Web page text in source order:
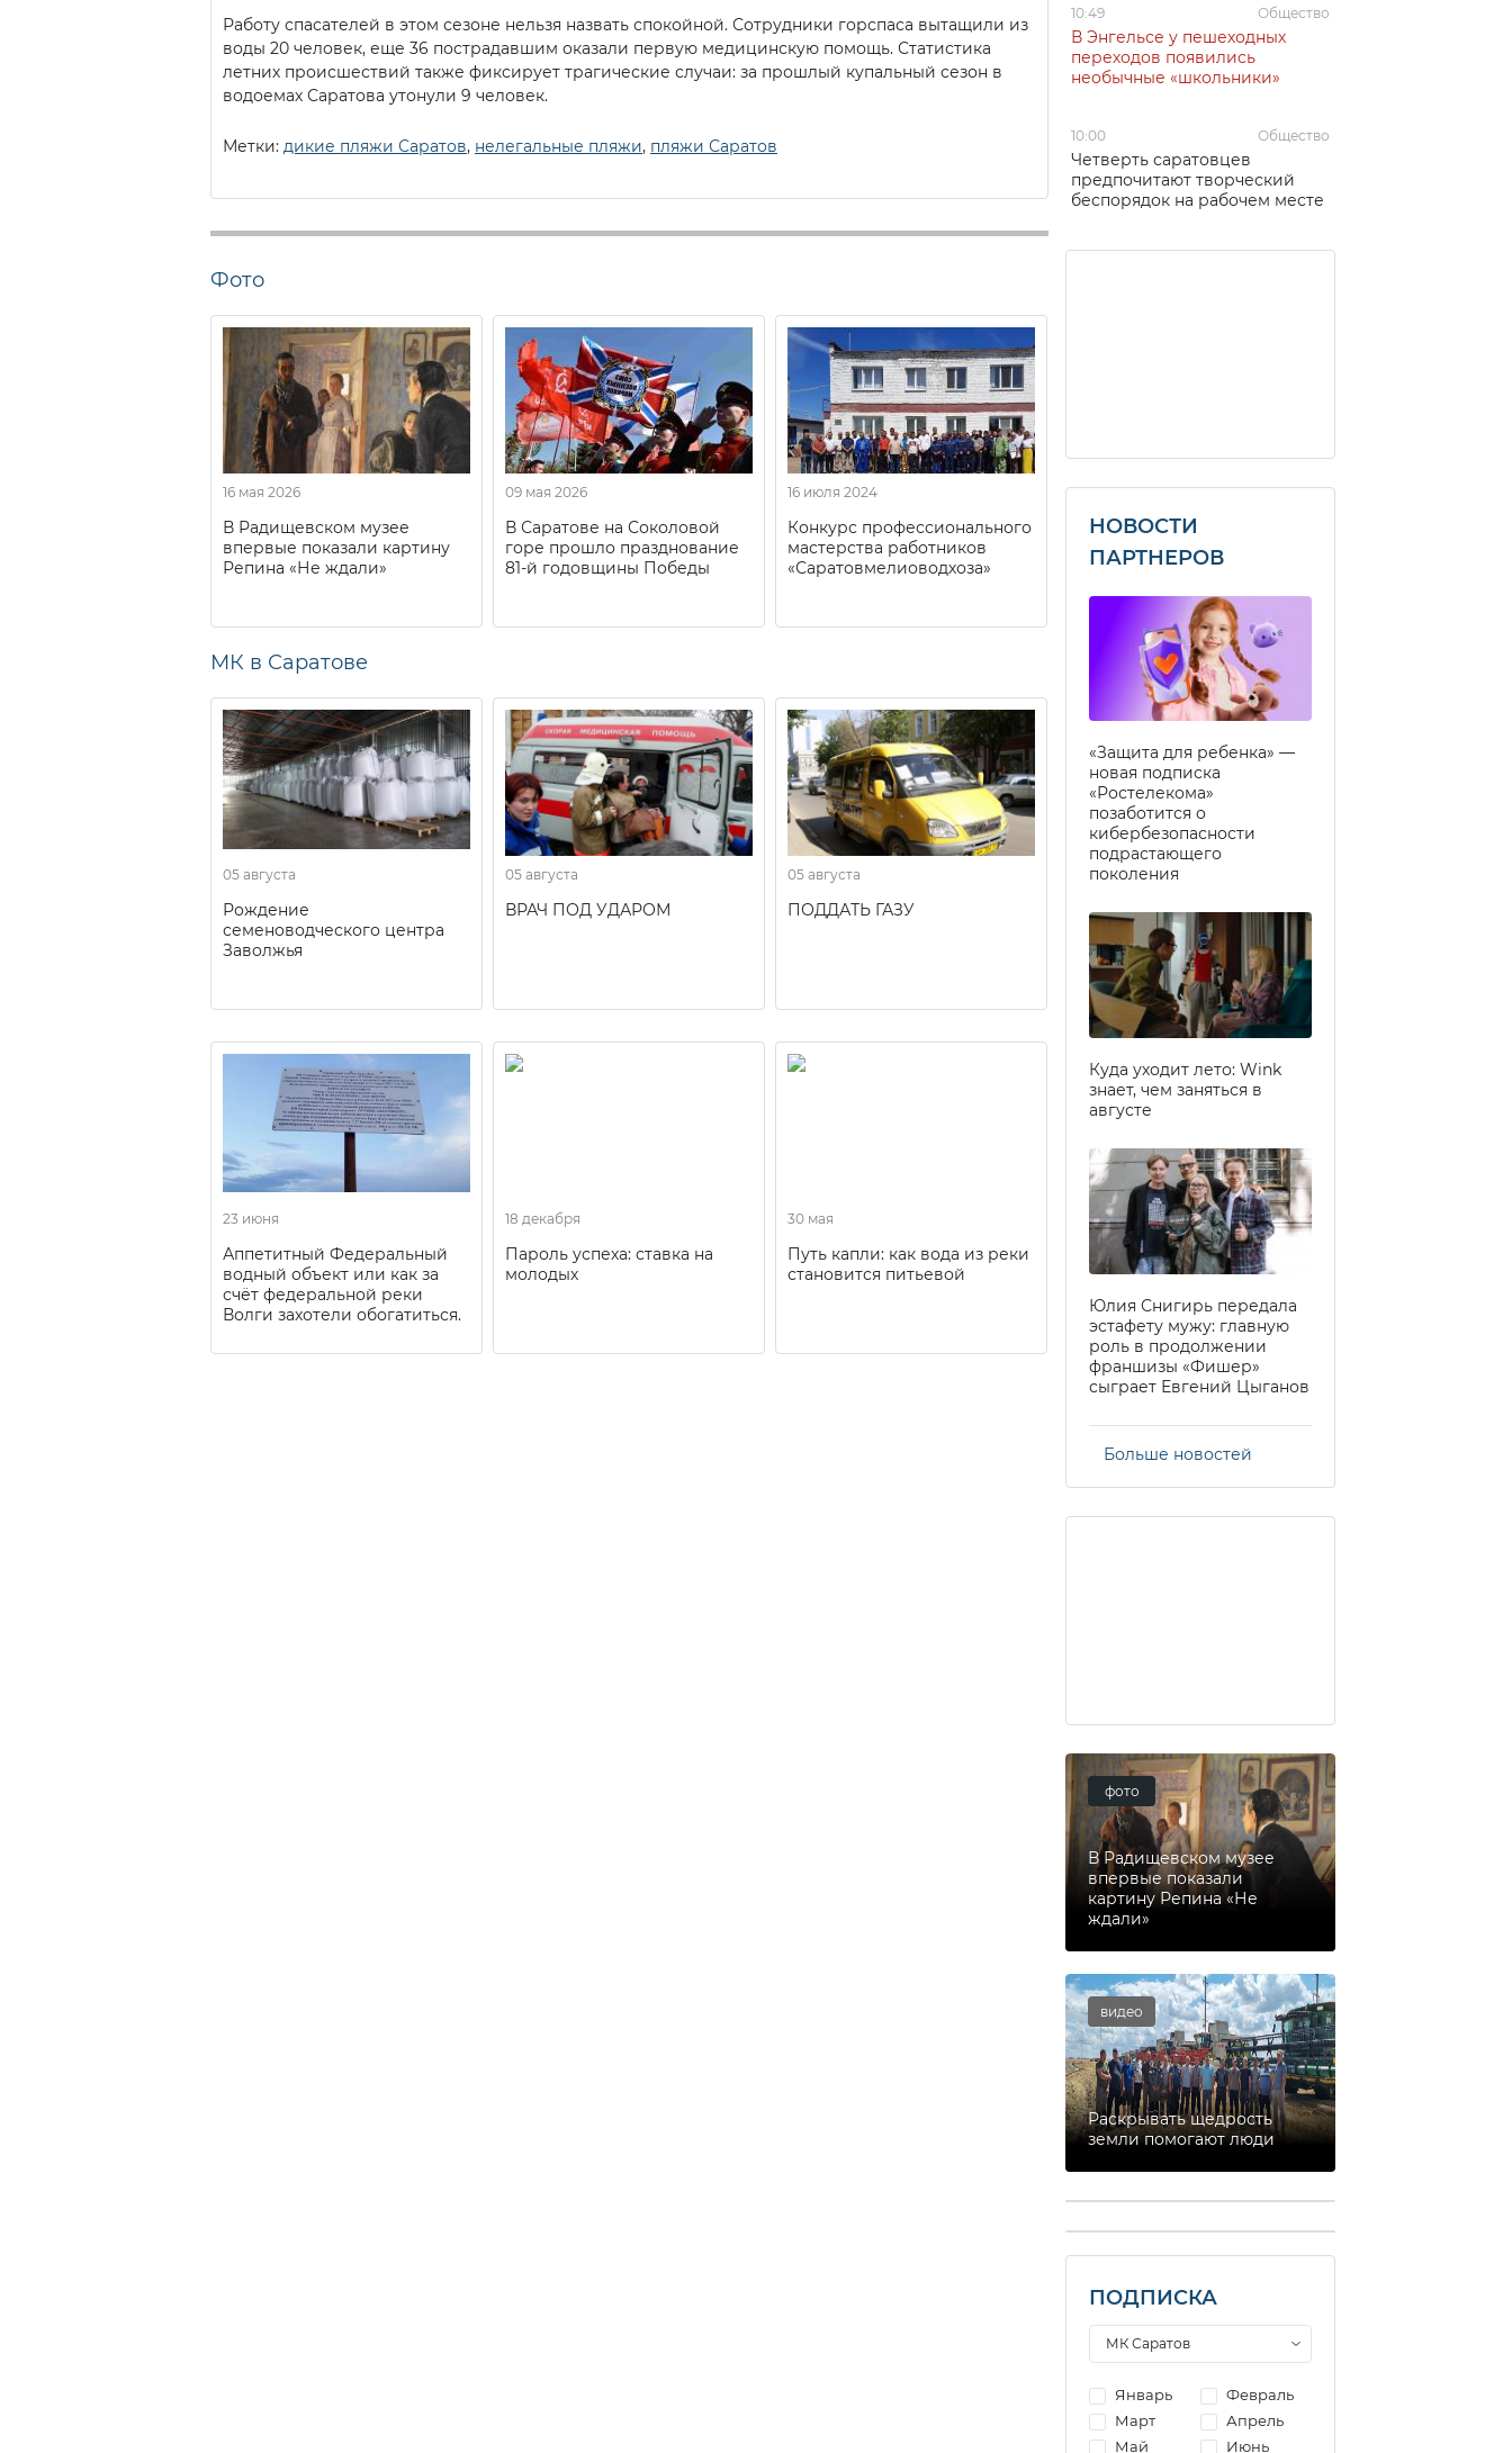
Работу спасателей в этом сезоне нельзя назвать спокойной. Сотрудники горспаса вытащили из
воды 20 человек, еще 36 пострадавшим оказали первую медицинскую помощь. Статистика
летних происшествий также фиксирует трагические случаи: за прошлый купальный сезон в
водоемах Саратова утонули 9 человек.
Метки: дикие пляжи Саратов, нелегальные пляжи, пляжи Саратов
Фото
16 мая 2026
В Радищевском музее
впервые показали картину
Репина «Не ждали»
09 мая 2026
В Саратове на Соколовой
горе прошло празднование
81-й годовщины Победы
16 июля 2024
Конкурс профессионального
мастерства работников
«Саратовмелиоводхоза»
МК в Саратове
05 августа
Рождение
семеноводческого центра
Заволжья
05 августа
ВРАЧ ПОД УДАРОМ
05 августа
ПОДДАТЬ ГАЗУ
23 июня
Аппетитный Федеральный
водный объект или как за
счёт федеральной реки
Волги захотели обогатиться.
18 декабря
Пароль успеха: ставка на
молодых
30 мая
Путь капли: как вода из реки
становится питьевой
10:49 Общество
В Энгельсе у пешеходных
переходов появились
необычные «школьники»
10:00 Общество
Четверть саратовцев
предпочитают творческий
беспорядок на рабочем месте
НОВОСТИ
ПАРТНЕРОВ
«Защита для ребенка» —
новая подписка
«Ростелекома»
позаботится о
кибербезопасности
подрастающего
поколения
Куда уходит лето: Wink
знает, чем заняться в
августе
Юлия Снигирь передала
эстафету мужу: главную
роль в продолжении
франшизы «Фишер»
сыграет Евгений Цыганов
Больше новостей
фото
В Радищевском музее
впервые показали
картину Репина «Не
ждали»
видео
Раскрывать щедрость
земли помогают люди
ПОДПИСКА
Январь
Февраль
Март
Апрель
Май
Июнь